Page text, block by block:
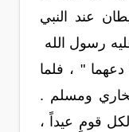
عند النبي
رسول الله
" ، فلما
ومسلم .
قومٍ عيداً ،